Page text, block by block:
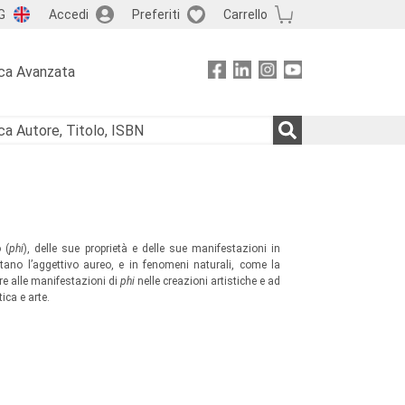
Accedi Preferiti Carrello
Avanzata
(phi), delle sue proprietà e delle sue manifestazioni in
l’aggettivo aureo, e in fenomeni naturali, come la
alle manifestazioni di phi nelle creazioni artistiche e ad
e arte.